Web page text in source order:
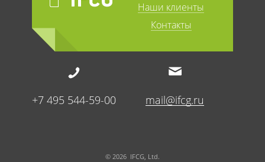
Наши клиенты
Контакты
+7 495 544-59-00 mail@ifcg.ru
© 2026 IFCG, Ltd.